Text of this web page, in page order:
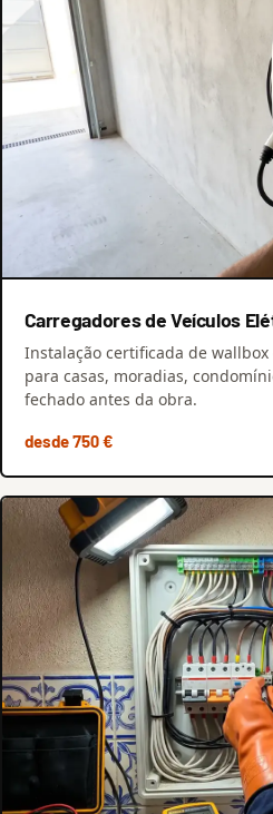
Carregadores de Veículos
Instalação certificada de
para casas, moradias,
fechado antes da obra.
desde 750 €